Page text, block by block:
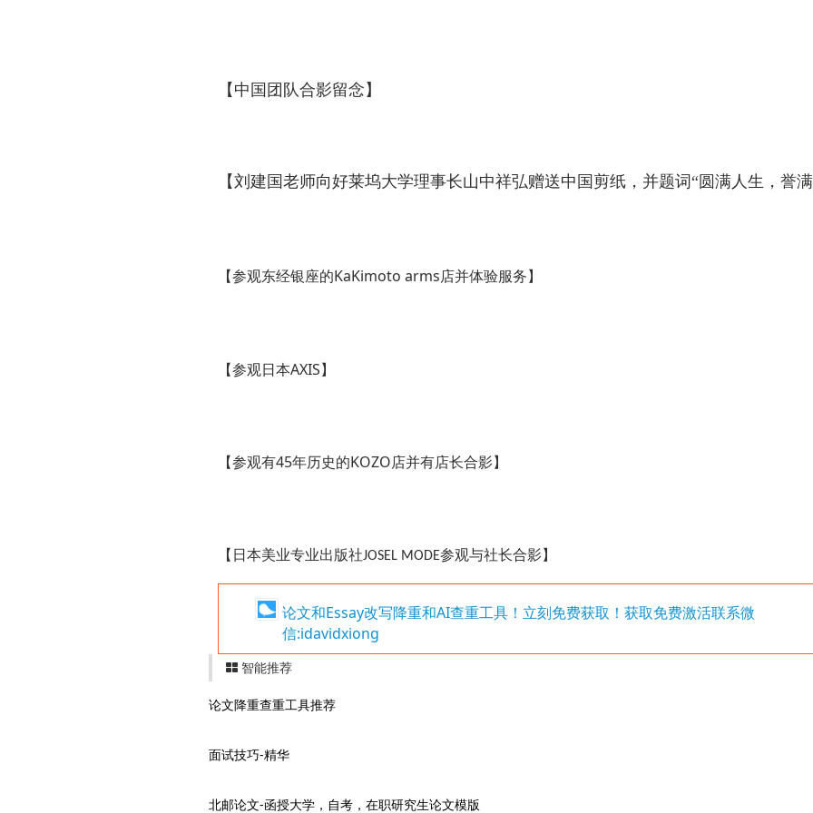
【中国团队合影留念】
【刘建国老师向好莱坞大学理事长山中祥弘赠送中国剪纸，并题词“圆满人生，誉
【参观东经银座的KaKimoto arms店并体验服务】
【参观日本AXIS】
【参观有45年历史的KOZO店并有店长合影】
【 日本美业专业出版社JOSEL MODE参观与社长合影】
论文和Essay改写降重和AI查重工具！立刻免费获取！获取免费激活联系微
信:idavidxiong
智能推荐
论文降重查重工具推荐
面试技巧-精华
北邮论文-函授大学，自考，在职研究生论文模版